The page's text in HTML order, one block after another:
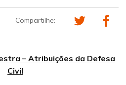
Compartilhe:
– Atribuições da Defesa
Civil